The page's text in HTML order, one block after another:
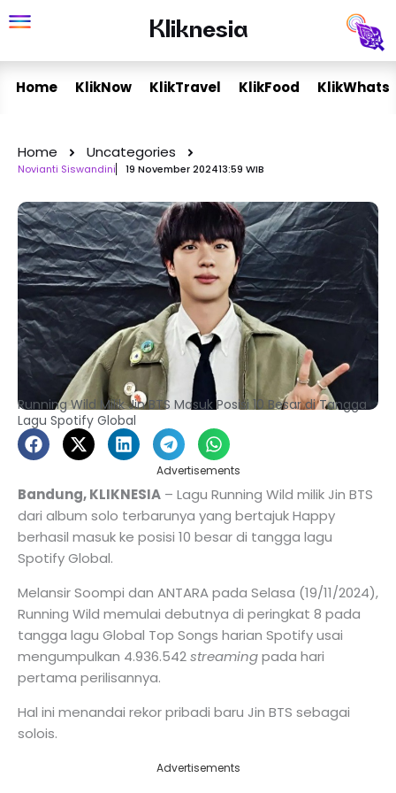
to
Kliknesia
Kliknesia
Home KlikNow KlikTravel KlikFood KlikWhats
Home Uncategories
Novianti Siswandini 19 November 202413:59 WIB
Running Wild Milik Jin BTS Masuk Posisi 10 Besar di Tangga
Lagu Spotify Global
Advertisements
Bandung, KLIKNESIA – Lagu Running Wild milik Jin BTS
dari album solo terbarunya yang bertajuk Happy
berhasil masuk ke posisi 10 besar di tangga lagu
Spotify Global.
Melansir Soompi dan ANTARA pada Selasa (19/11/2024),
Running Wild memulai debutnya di peringkat 8 pada
tangga lagu Global Top Songs harian Spotify usai
mengumpulkan 4.936.542streamingpada hari
pertama perilisannya.
Hal ini menandai rekor pribadi baru Jin BTS sebagai
solois.
Advertisements